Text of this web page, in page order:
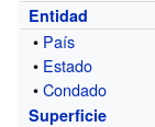
Entidad
• País
• Estado
•Condado
Superficie